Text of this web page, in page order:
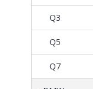
Q3
Q5
Q7